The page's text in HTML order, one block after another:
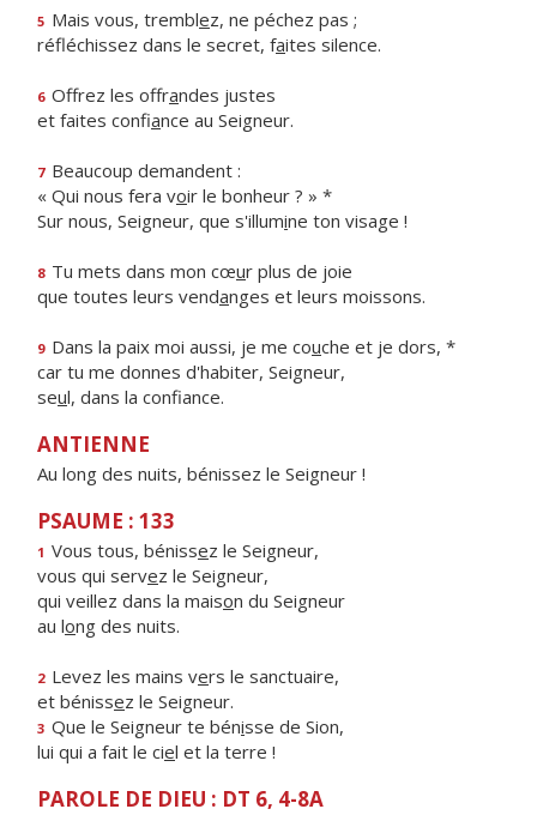
5 Mais vous, tremblez, ne péchez pas ;
réfléchissez dans le secret, faites silence.
6 Offrez les offrandes justes
et faites confiance au Seigneur.
7 Beaucoup demandent :
« Qui nous fera voir le bonheur ? » *
Sur nous, Seigneur, que s'illumine ton visage !
8 Tu mets dans mon cœur plus de joie
que toutes leurs vendanges et leurs moissons.
9 Dans la paix moi aussi, je me couche et je dors, *
car tu me donnes d'habiter, Seigneur,
seul, dans la confiance.
ANTIENNE
Au long des nuits, bénissez le Seigneur !
PSAUME : 133
1 Vous tous, bénissez le Seigneur,
vous qui servez le Seigneur,
qui veillez dans la maison du Seigneur
au long des nuits.
2 Levez les mains vers le sanctuaire,
et bénissez le Seigneur.
3 Que le Seigneur te bénisse de Sion,
lui qui a fait le ciel et la terre !
PAROLE DE DIEU : DT 6, 4-8A